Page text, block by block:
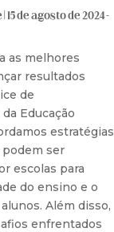
|15 de agosto de 2024 -
as melhores
resultados
de
Educação
estratégias
ser
escolas para
do ensino e o
Além disso,
enfrentados